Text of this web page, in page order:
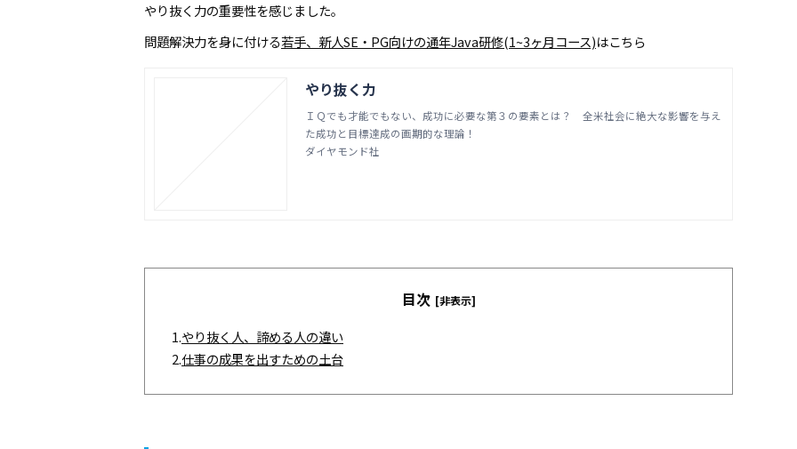
やり抜く力の重要性を感じました。
問題解決力を身に付ける若手、新人SE・PG向けの通年Java研修(1~3ヶ月コース)はこちら
やり抜く力
ＩＱでも才能でもない、成功に必要な第３の要素とは？ 全米社会に絶大な影響を与え
た成功と目標達成の画期的な理論！
ダイヤモンド社
目次 [非表示]
1.やり抜く人、諦める人の違い
2.仕事の成果を出すための土台